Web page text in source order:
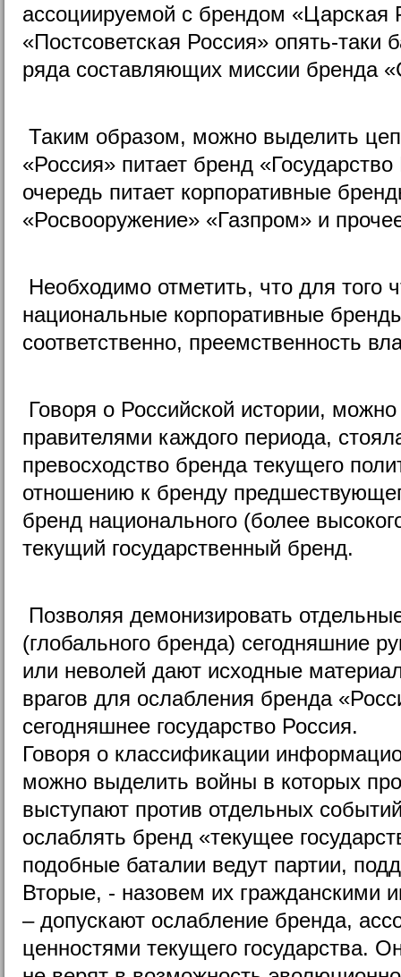
ассоциируемой с брендом «Царская
«Постсоветская Россия» опять-таки
ряда составляющих миссии бренда
Таким образом, можно выделить
«Россия» питает бренд
очередь питает корпоративные
«Росвооружение» «Газпром» и
Необходимо отметить, что для того
национальные корпоративные
соответственно, преемственность
Говоря о Российской истории,
правителями каждого периода,
превосходство бренда текущего
отношению к бренду
бренд национального (более
текущий государственный бренд.
Позволяя демонизировать
(глобального бренда) сегодняшние
или неволей дают исходные
врагов для ослабления бренда
сегодняшнее государство Россия.
Говоря о классификации
можно выделить войны в которых
выступают против отдельных
ослаблять бренд «текущее
подобные баталии ведут партии,
Вторые, - назовем их
– допускают ослабление бренда,
ценностями текущего государства.